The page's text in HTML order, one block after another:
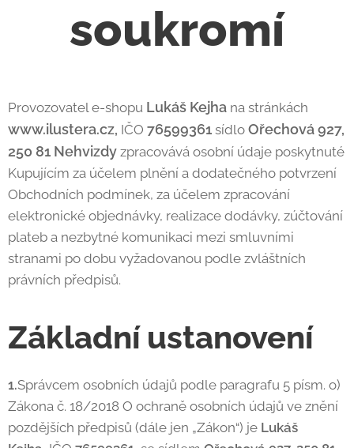
soukromí
Provozovatel e-shopu Lukáš Kejha na stránkách
www.ilustera.cz, IČO 76599361 sídlo Ořechová 927,
250 81 Nehvizdy zpracovává osobní údaje poskytnuté
Kupujícím za účelem plnění a dodatečného potvrzení
Obchodních podmínek, za účelem zpracování
elektronické objednávky, realizace dodávky, zúčtování
plateb a nezbytné komunikaci mezi smluvními
stranami po dobu vyžadovanou podle zvláštních
právních předpisů.
Základní ustanovení
1.Správcem osobních údajů podle paragrafu 5 písm. o)
Zákona č. 18/2018 O ochraně osobních údajů ve znění
pozdějších předpisů (dále jen „Zákon“) je Lukáš